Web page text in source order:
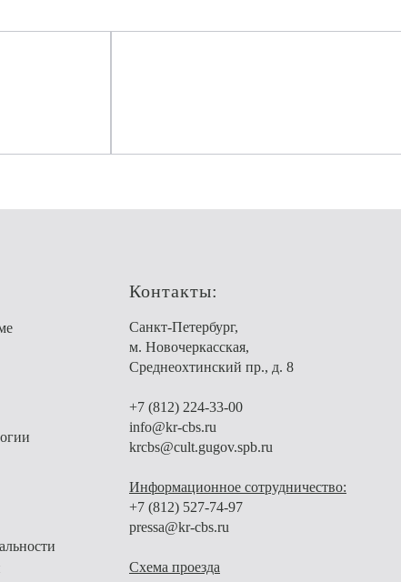
Контакты:
Санкт-Петербург,
м. Новочеркасская,
Среднеохтинский пр., д. 8
+7 (812) 224-33-00
info@kr-cbs.ru
krcbs@cult.gugov.spb.ru
Информационное сотрудничество:
+7 (812) 527-74-97
pressa@kr-cbs.ru
Схема проезда